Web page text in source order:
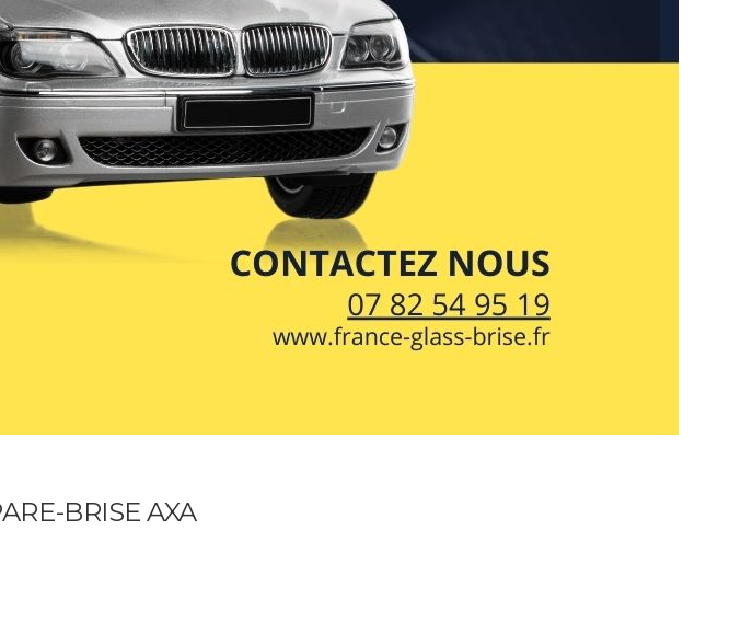
BRISE AXA